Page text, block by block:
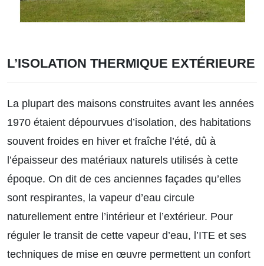
L’ISOLATION THERMIQUE EXTÉRIEURE
La plupart des maisons construites avant les années
1970 étaient dépourvues d’isolation, des habitations
souvent froides en hiver et fraîche l’été, dû à
l’épaisseur des matériaux naturels utilisés à cette
époque. On dit de ces anciennes façades qu’elles
sont respirantes, la vapeur d’eau circule
naturellement entre l’intérieur et l’extérieur. Pour
réguler le transit de cette vapeur d’eau, l’ITE et ses
techniques de mise en œuvre permettent un confort